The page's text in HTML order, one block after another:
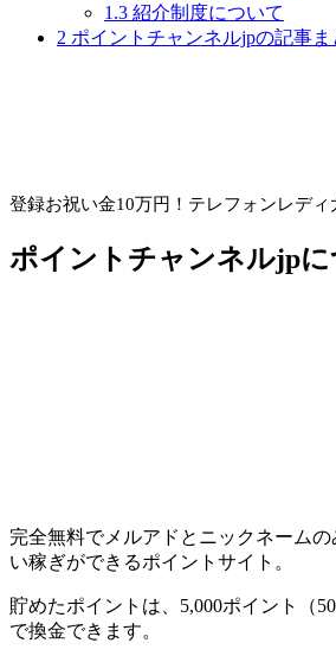
1.3 紹介制度について
2 ポイントチャンネルjpの記事ま
登録お祝い金10万円！ テレフォンレデ
ポイントチャンネルjpに
完全無料でメルアドとニックネーム
い稼ぎができるポイントサイト。
貯めたポイントは、5,000ポイント（
で換金できます。